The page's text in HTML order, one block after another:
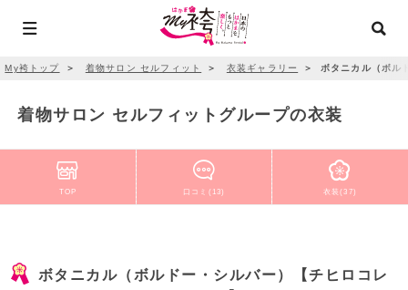
My袴トップ ＞ 着物サロン セルフィット ＞ 衣装ギャラリー ＞ ボタニカル（ボル
着物サロン セルフィットグループの衣装
TOP 口コミ(13) 衣装(37)
ボタニカル（ボルドー・シルバー）【チヒロコレ